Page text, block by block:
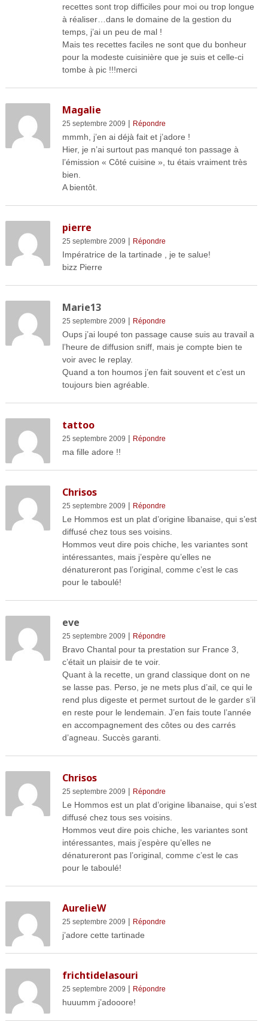
recettes sont trop difficiles pour moi ou trop longue
à réaliser…dans le domaine de la gestion du
temps, j’ai un peu de mal !
Mais tes recettes faciles ne sont que du bonheur
pour la modeste cuisinière que je suis et celle-ci
tombe à pic !!!merci
Magalie
25 septembre 2009 | Répondre
mmmh, j’en ai déjà fait et j’adore !
Hier, je n’ai surtout pas manqué ton passage à
l’émission « Côté cuisine », tu étais vraiment très
bien.
A bientôt.
pierre
25 septembre 2009 | Répondre
Impératrice de la tartinade , je te salue!
bizz Pierre
Marie13
25 septembre 2009 | Répondre
Oups j’ai loupé ton passage cause suis au travail a
l’heure de diffusion sniff, mais je compte bien te
voir avec le replay.
Quand a ton houmos j’en fait souvent et c’est un
toujours bien agréable.
tattoo
25 septembre 2009 | Répondre
ma fille adore !!
Chrisos
25 septembre 2009 | Répondre
Le Hommos est un plat d’origine libanaise, qui s’est
diffusé chez tous ses voisins.
Hommos veut dire pois chiche, les variantes sont
intéressantes, mais j’espère qu’elles ne
dénatureront pas l’original, comme c’est le cas
pour le taboulé!
eve
25 septembre 2009 | Répondre
Bravo Chantal pour ta prestation sur France 3,
c’était un plaisir de te voir.
Quant à la recette, un grand classique dont on ne
se lasse pas. Perso, je ne mets plus d’ail, ce qui le
rend plus digeste et permet surtout de le garder s’il
en reste pour le lendemain. J’en fais toute l’année
en accompagnement des côtes ou des carrés
d’agneau. Succès garanti.
Chrisos
25 septembre 2009 | Répondre
Le Hommos est un plat d’origine libanaise, qui s’est
diffusé chez tous ses voisins.
Hommos veut dire pois chiche, les variantes sont
intéressantes, mais j’espère qu’elles ne
dénatureront pas l’original, comme c’est le cas
pour le taboulé!
AurelieW
25 septembre 2009 | Répondre
j’adore cette tartinade
frichtidelasouri
25 septembre 2009 | Répondre
huuumm j’adooore!